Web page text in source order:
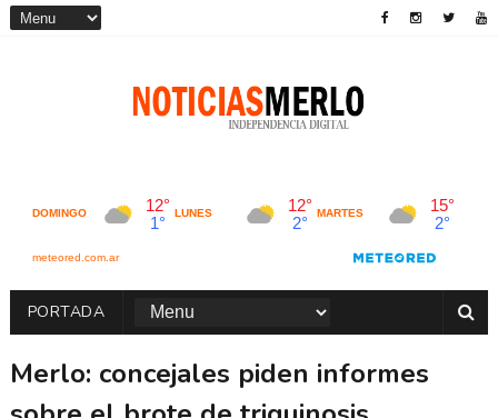
PORTADA
Merlo: concejales piden informes